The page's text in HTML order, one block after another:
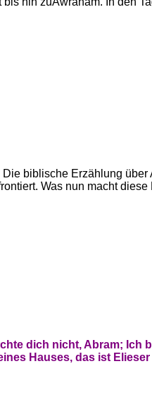
Die biblische Erzählung
Was nun macht
dich nicht, Abram; Ich
Hauses, das ist